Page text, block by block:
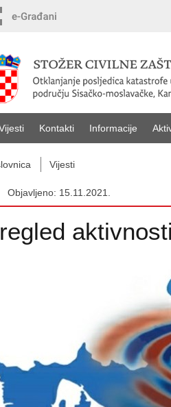
Kontakti Informacije
Vijesti
Objavljeno: 15.11.2021.